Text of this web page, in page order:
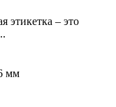
этикетка – это
мм